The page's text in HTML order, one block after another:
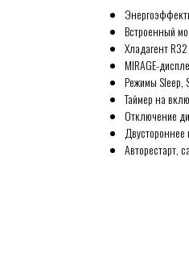
Встроенный
Хладагент R32
MIRAGE-
Режимы Sleep,
Таймер на
Отключение
Авторестарт,